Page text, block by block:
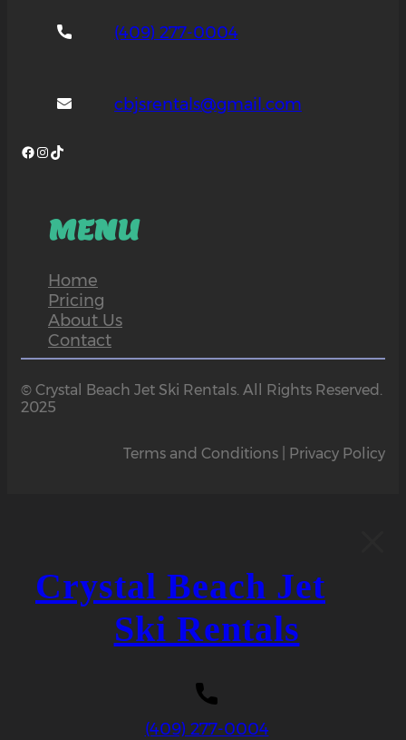
(409) 277-0004
cbjsrentals@gmail.com
Facebook Instagram TikTok
MENU
Home
Pricing
About Us
Contact
© Crystal Beach Jet Ski Rentals. All Rights Reserved.
2025
Terms and Conditions | Privacy Policy
Crystal Beach Jet
Ski Rentals
(409) 277-0004